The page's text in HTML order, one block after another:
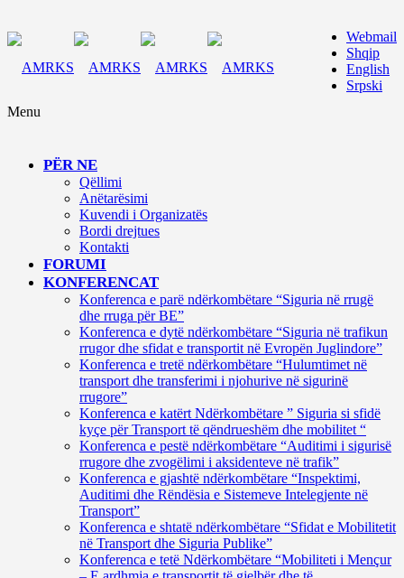
Webmail
Shqip
English
Srpski
Menu
PËR NE
Qëllimi
Anëtarësimi
Kuvendi i Organizatës
Bordi drejtues
Kontakti
FORUMI
KONFERENCAT
Konferenca e parë ndërkombëtare “Siguria në rrugë
dhe rruga për BE”
Konferenca e dytë ndërkombëtare “Siguria në trafikun
rrugor dhe sfidat e transportit në Evropën Juglindore”
Konferenca e tretë ndërkombëtare “Hulumtimet në
transport dhe transferimi i njohurive në sigurinë
rrugore”
Konferenca e katërt Ndërkombëtare ” Siguria si sfidë
kyçe për Transport të qëndrueshëm dhe mobilitet “
Konferenca e pestë ndërkombëtare “Auditimi i sigurisë
rrugore dhe zvogëlimi i aksidenteve në trafik”
Konferenca e gjashtë ndërkombëtare “Inspektimi,
Auditimi dhe Rëndësia e Sistemeve Intelegjente në
Transport”
Konferenca e shtatë ndërkombëtare “Sfidat e Mobilitetit
në Transport dhe Siguria Publike”
Konferenca e tetë Ndërkombëtare “Mobiliteti i Mençur